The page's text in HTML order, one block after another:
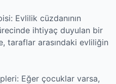
Evlilik cüzdanının
ihtiyaç duyulan bir
taraflar arasındaki evliliğin
Eğer çocuklar varsa,